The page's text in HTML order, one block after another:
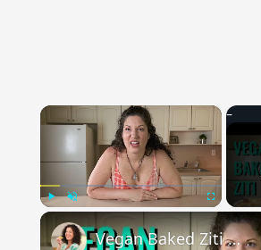
×
Fullscreen
Vegan Baked Ziti with Lentils, Tofu Ricotta, and Cashew Mozzarella